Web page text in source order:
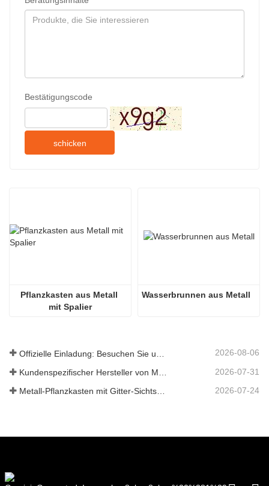
Bestätigungscode
schicken
Pflanzkasten aus Metall
mit Spalier
Wasserbrunnen aus Metall
2026-08-06
2026-07-31
2026-07-24